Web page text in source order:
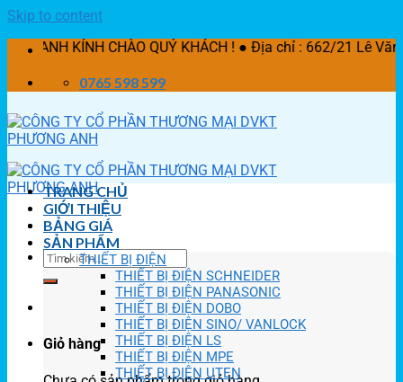
Skip to content
ANH KÍNH CHÀO QUÝ KHÁCH ! ● Địa chỉ : 662/21 Lê Văn
0765 598 599
Giỏ hàng
TRANG CHỦ
GIỚI THIỆU
BẢNG GIÁ
SẢN PHẨM
THIẾT BỊ ĐIỆN
THIẾT BỊ ĐIỆN SCHNEIDER
THIẾT BỊ ĐIỆN PANASONIC
THIẾT BỊ ĐIỆN DOBO
THIẾT BỊ ĐIỆN SINO/ VANLOCK
THIẾT BỊ ĐIỆN LS
THIẾT BỊ ĐIỆN MPE
THIẾT BỊ ĐIỆN UTEN